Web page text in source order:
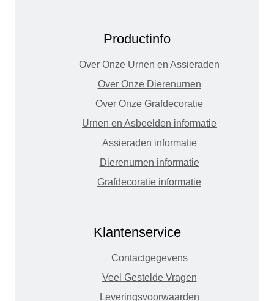
Productinfo
Over Onze Urnen en Assieraden
Over Onze Dierenurnen
Over Onze Grafdecoratie
Urnen en Asbeelden informatie
Assieraden informatie
Dierenurnen informatie
Grafdecoratie informatie
Klantenservice
Contactgegevens
Veel Gestelde Vragen
Leveringsvoorwaarden